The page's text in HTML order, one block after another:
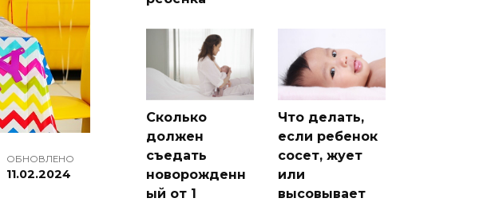
ОБНОВЛЕНО
11.02.2024
Сколько
должен
съедать
новорожденн
ый от 1
Что делать,
если ребенок
сосет, жует
или
высовывает